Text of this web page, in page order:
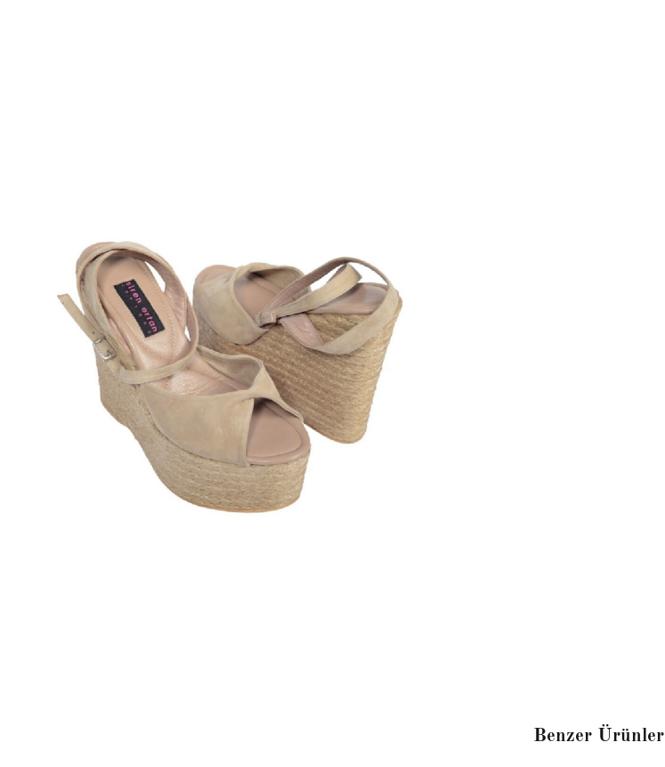
Benzer Ürünler